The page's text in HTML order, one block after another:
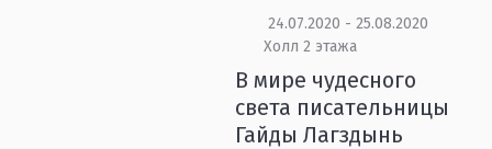
24.07.2020 - 25.08.2020
Холл 2 этажа
В мире чудесного
света писательницы
Гайды Лагздынь